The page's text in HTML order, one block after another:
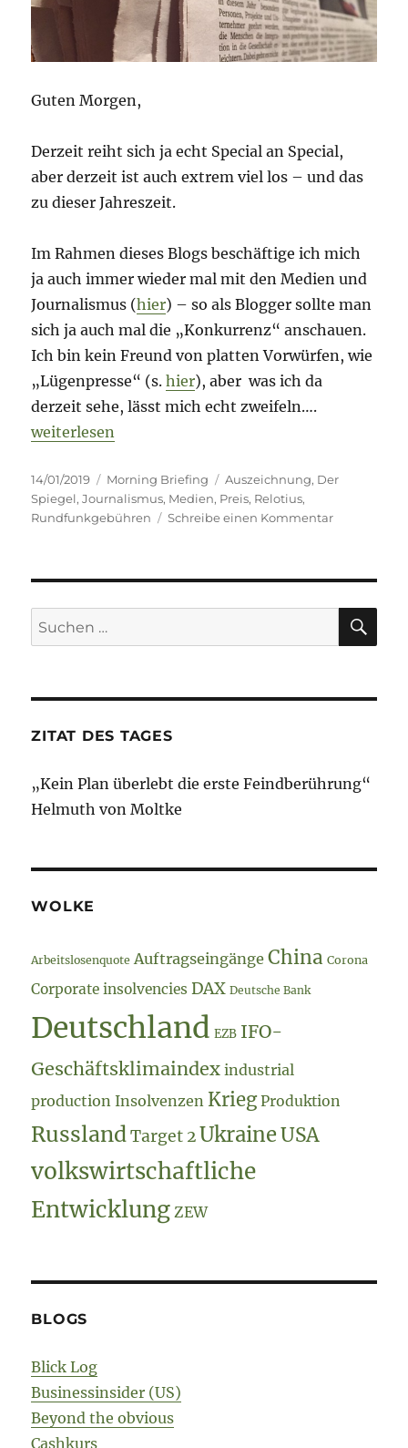
Guten Morgen,
Derzeit reiht sich ja echt Special an Special,
aber derzeit ist auch extrem viel los – und das
zu dieser Jahreszeit.
Im Rahmen dieses Blogs beschäftige ich mich
ja auch immer wieder mal mit den Medien und
Journalismus (hier) – so als Blogger sollte man
sich ja auch mal die „Konkurrenz“ anschauen.
Ich bin kein Freund von platten Vorwürfen, wie
„Lügenpresse“ (s.hier), aber was ich da
derzeit sehe, lässt mich echt zweifeln….
„Morning Briefing – 14. Januar 2019 –
weiterlesen
Veröffentlicht
am
14/01/2019 Kategorien
Morning Briefing Schlagwörter
Auszeichnung, Der
Spiegel,Journalismus, Medien, Preis, Relotius,
Rundfunkgebühren
Schreibe einen Kommentarzu
Januar
2019
–
Suche
nach:
ZITAT DES TAGES
„Kein Plan überlebt die erste Feindberührung“
Helmuth von Moltke
WOLKE
Arbeitslosenquote Auftragseingänge China Corona
Corporate insolvencies DAX Deutsche Bank
Deutschland EZB IFO-
Geschäftsklimaindex industrial
production Insolvenzen Krieg Produktion
Russland Target 2 Ukraine USA
volkswirtschaftliche
Entwicklung ZEW
BLOGS
Blick Log
Businessinsider (US)
Beyond the obvious
Cashkurs